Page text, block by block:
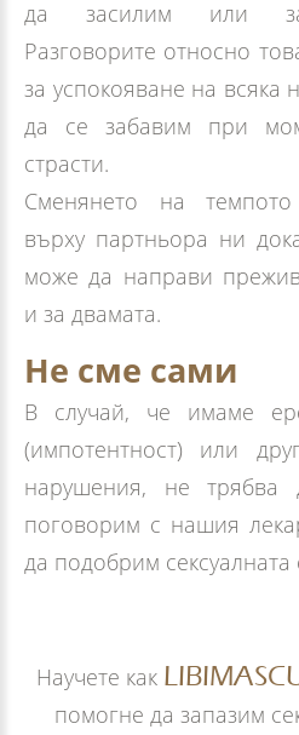
да засилим или
Разговорите относно
за успокояване на всяка
да се забавим при
страсти.
Сменянето на
върху партньора ни
може да направи
и за двамата.
Не сме сами
В случай, че имаме
(импотентност) или
нарушения, не трябва
поговорим с нашия
да подобрим сексуалната
Научете как
помогне да запазим